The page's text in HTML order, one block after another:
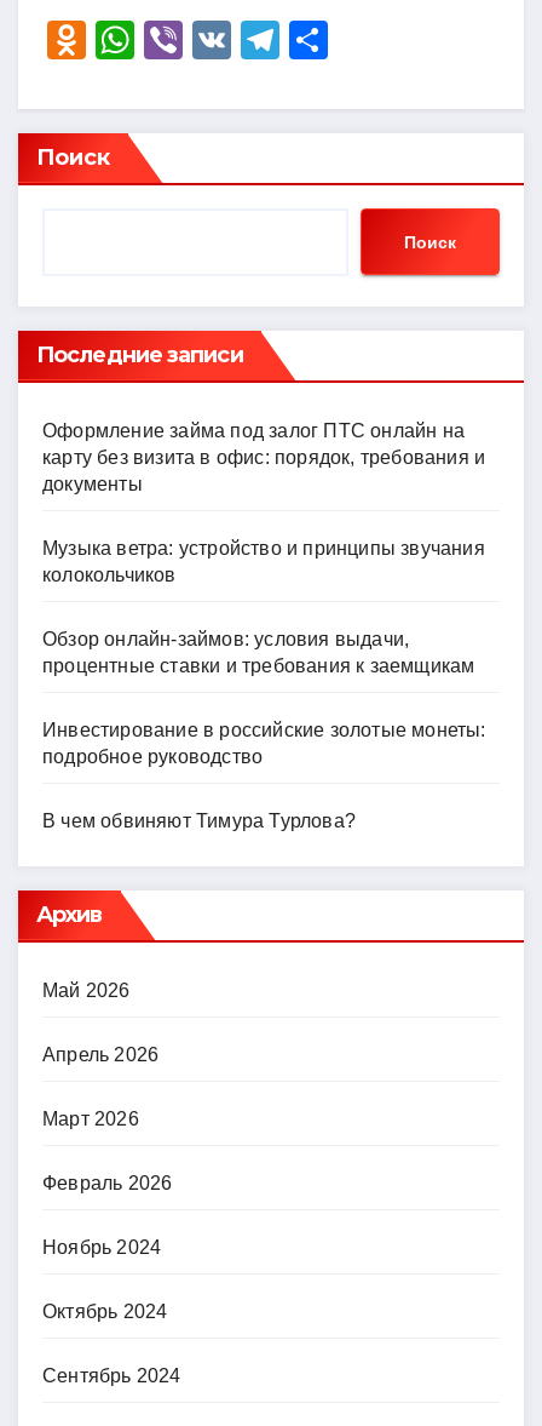
O
n
o
kl
ni
ki
W
at
s
A
Vi
er
V
T
e
a
р
в
ть
Поиск
Поиск
Последние записи
Оформление займа под залог ПТС онлайн на
карту без визита в офис: порядок, требования и
документы
Музыка ветра: устройство и принципы звучания
колокольчиков
Обзор онлайн-займов: условия выдачи,
процентные ставки и требования к заемщикам
Инвестирование в российские золотые монеты:
подробное руководство
В чем обвиняют Тимура Турлова?
Архив
Май 2026
Апрель 2026
Март 2026
Февраль 2026
Ноябрь 2024
Октябрь 2024
Сентябрь 2024